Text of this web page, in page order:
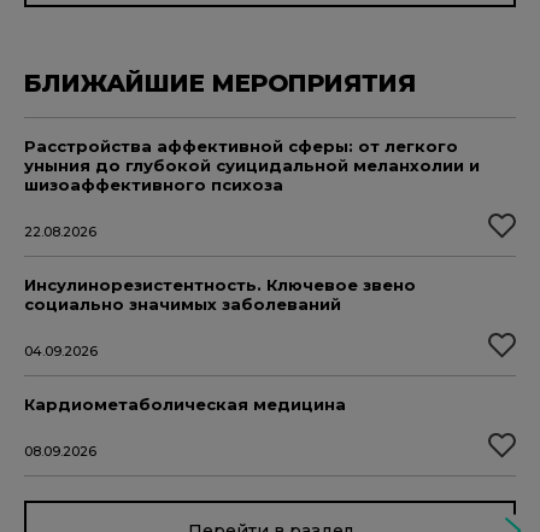
БЛИЖАЙШИЕ МЕРОПРИЯТИЯ
Расстройства аффективной сферы: от легкого
уныния до глубокой суицидальной меланхолии и
шизоаффективного психоза
22.08.2026
Инсулинорезистентность. Ключевое звено
социально значимых заболеваний
04.09.2026
Кардиометаболическая медицина
08.09.2026